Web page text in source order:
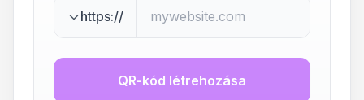
https://
QR-kód létrehozása